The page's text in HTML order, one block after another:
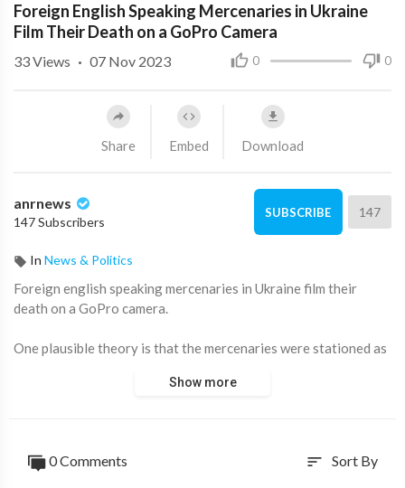
Foreign English Speaking Mercenaries in Ukraine
Film Their Death on a GoPro Camera
0 0
33Views · 07 Nov 2023
Share Embed Download
anrnews
147 Subscribers
SUBSCRIBE 147
In News & Politics
⁣Foreign english speaking mercenaries in Ukraine film their
death on a GoPro camera.
One plausible theory is that the mercenaries were stationed as
retreating Ukrainian troops.Show more
0 Comments sort Sort By